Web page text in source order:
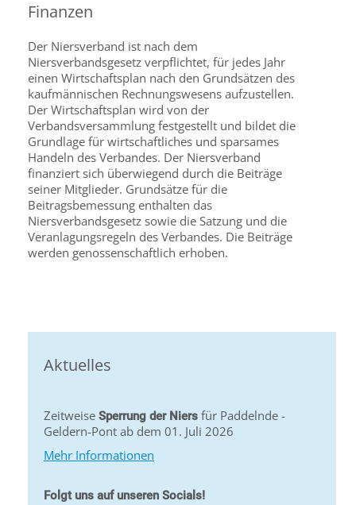
Finanzen
Der Niersverband ist nach dem
Niersverbandsgesetz verpflichtet, für jedes Jahr
einen Wirtschaftsplan nach den Grundsätzen des
kaufmännischen Rechnungswesens aufzustellen.
Der Wirtschaftsplan wird von der
Verbandsversammlung festgestellt und bildet die
Grundlage für wirtschaftliches und sparsames
Handeln des Verbandes. Der Niersverband
finanziert sich überwiegend durch die Beiträge
seiner Mitglieder. Grundsätze für die
Beitragsbemessung enthalten das
Niersverbandsgesetz sowie die Satzung und die
Veranlagungsregeln des Verbandes. Die Beiträge
werden genossenschaftlich erhoben.
Aktuelles
Zeitweise Sperrung der Niers für Paddelnde -
Geldern-Pont ab dem 01. Juli 2026
Mehr Informationen
Folgt uns auf unseren Socials!